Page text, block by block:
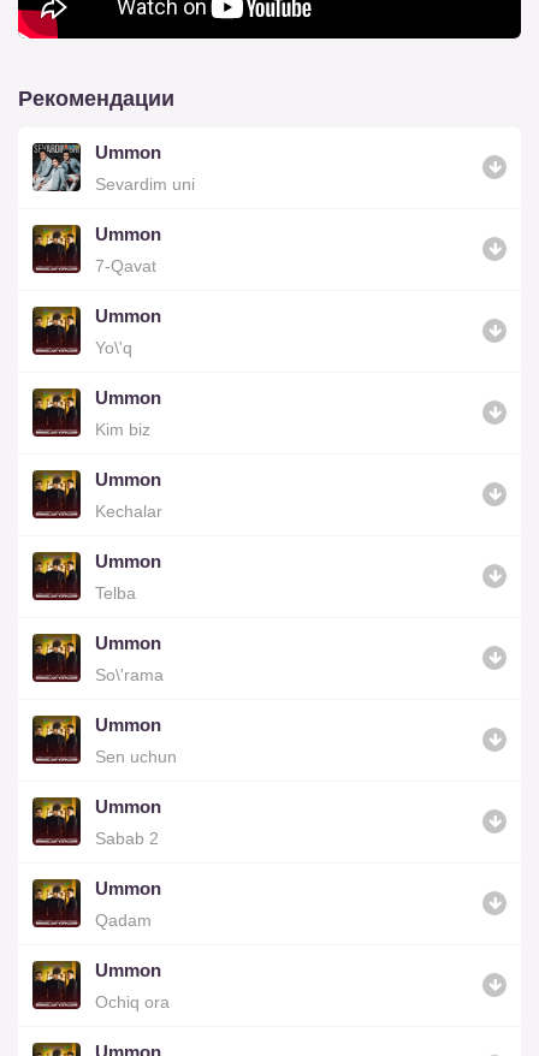
Рекомендации
Ummon
Sevardim uni
Ummon
7-Qavat
Ummon
Yo\'q
Ummon
Kim biz
Ummon
Kechalar
Ummon
Telba
Ummon
So\'rama
Ummon
Sen uchun
Ummon
Sabab 2
Ummon
Qadam
Ummon
Ochiq ora
Ummon